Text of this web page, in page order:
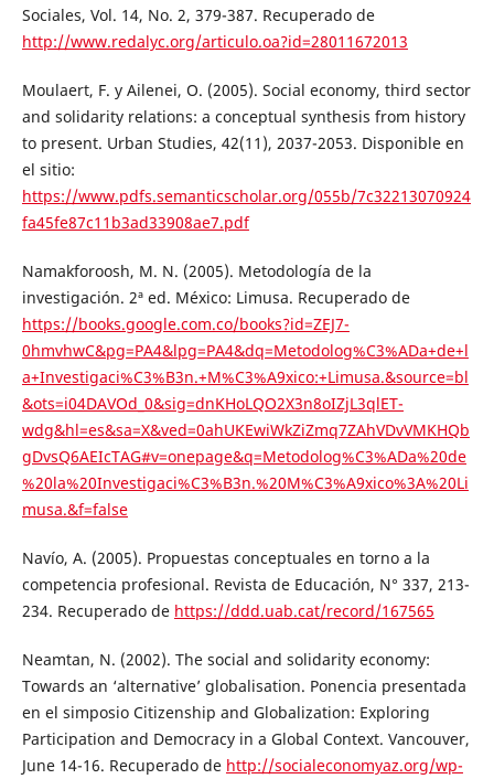
Sociales, Vol. 14, No. 2, 379-387. Recuperado de
http://www.redalyc.org/articulo.oa?id=28011672013
Moulaert, F. y Ailenei, O. (2005). Social economy, third sector
and solidarity relations: a conceptual synthesis from history
to present. Urban Studies, 42(11), 2037-2053. Disponible en
el sitio:
https://www.pdfs.semanticscholar.org/055b/7c32213070924
fa45fe87c11b3ad33908ae7.pdf
Namakforoosh, M. N. (2005). Metodología de la
investigación. 2ª ed. México: Limusa. Recuperado de
https://books.google.com.co/books?id=ZEJ7-
0hmvhwC&pg=PA4&lpg=PA4&dq=Metodolog%C3%ADa+de+l
a+Investigaci%C3%B3n.+M%C3%A9xico:+Limusa.&source=bl
&ots=i04DAVOd_0&sig=dnKHoLQO2X3n8oIZjL3qlET-
wdg&hl=es&sa=X&ved=0ahUKEwiWkZiZmq7ZAhVDvVMKHQb
gDvsQ6AEIcTAG#v=onepage&q=Metodolog%C3%ADa%20de
%20la%20Investigaci%C3%B3n.%20M%C3%A9xico%3A%20Li
musa.&f=false
Navío, A. (2005). Propuestas conceptuales en torno a la
competencia profesional. Revista de Educación, N° 337, 213-
234. Recuperado de https://ddd.uab.cat/record/167565
Neamtan, N. (2002). The social and solidarity economy:
Towards an ‘alternative’ globalisation. Ponencia presentada
en el simposio Citizenship and Globalization: Exploring
Participation and Democracy in a Global Context. Vancouver,
June 14-16. Recuperado de http://socialeconomyaz.org/wp-